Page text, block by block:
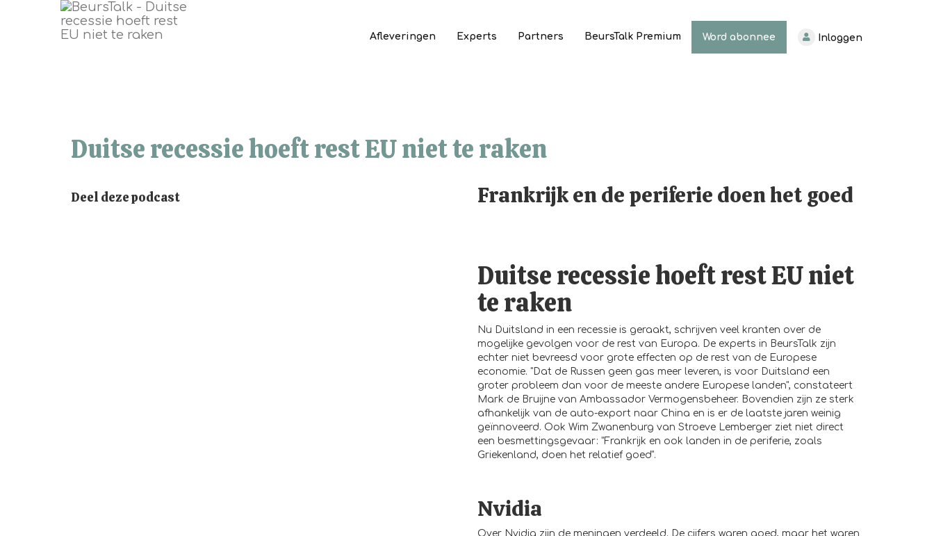
Afleveringen Experts Partners BeursTalk Premium Word abonnee Inloggen
Duitse recessie hoeft rest EU niet te raken
Deel deze podcast Frankrijk en de periferie doen het goed
Duitse recessie hoeft rest EU niet
te raken
Nu Duitsland in een recessie is geraakt, schrijven veel kranten over de
mogelijke gevolgen voor de rest van Europa. De experts in BeursTalk zijn
echter niet bevreesd voor grote effecten op de rest van de Europese
economie. "Dat de Russen geen gas meer leveren, is voor Duitsland een
groter probleem dan voor de meeste andere Europese landen", constateert
Mark de Bruijne van Ambassador Vermogensbeheer. Bovendien zijn ze sterk
afhankelijk van de auto-export naar China en is er de laatste jaren weinig
geïnnoveerd. Ook Wim Zwanenburg van Stroeve Lemberger ziet niet direct
een besmettingsgevaar: "Frankrijk en ook landen in de periferie, zoals
Griekenland, doen het relatief goed".
Nvidia
Over Nvidia zijn de meningen verdeeld. De cijfers waren goed, maar het waren